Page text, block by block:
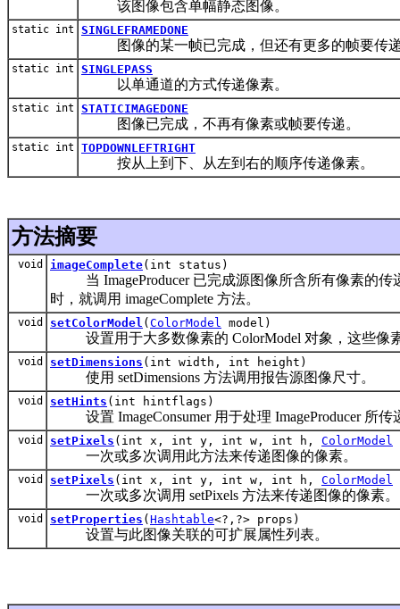
该图像包含单幅静态图像。
static int SINGLEFRAMEDONE
图像的某一帧已完成，但还有更多的帧要传
static int SINGLEPASS
以单通道的方式传递像素。
static int STATICIMAGEDONE
图像已完成，不再有像素或帧要传递。
static int TOPDOWNLEFTRIGHT
按从上到下、从左到右的顺序传递像素。
方法摘要
void imageComplete(int status)
当 ImageProducer 已完成源图像所含所有像素的传
时，就调用 imageComplete 方法。
void setColorModel ( ColorModel model)
设置用于大多数像素的 ColorModel 对象，这些像素
void setDimensions (int width, int height)
使用 setDimensions 方法调用报告源图像尺寸。
void setHints (int hintflags)
设置 ImageConsumer 用于处理 ImageProducer 所传
void setPixels (int x, int y, int w, int h, ColorModel
一次或多次调用此方法来传递图像的像素。
void setPixels (int x, int y, int w, int h, ColorModel
一次或多次调用 setPixels 方法来传递图像的像素。
void setProperties ( Hashtable<?,?> props)
设置与此图像关联的可扩展属性列表。